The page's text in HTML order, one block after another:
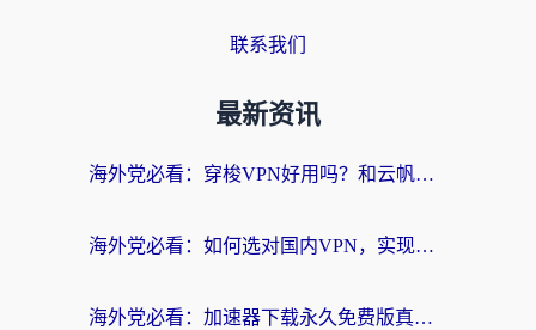
联系我们
最新资讯
海外党必看：穿梭VPN好用吗？和云帆VPN对比哪个回国效果更好？附真实测评+避坑指南
海外党必看：如何选对国内VPN，实现无缝访问国内资源？
海外党必看：加速器下载永久免费版真的存在吗？教你无缝访问国内资源的正确姿势